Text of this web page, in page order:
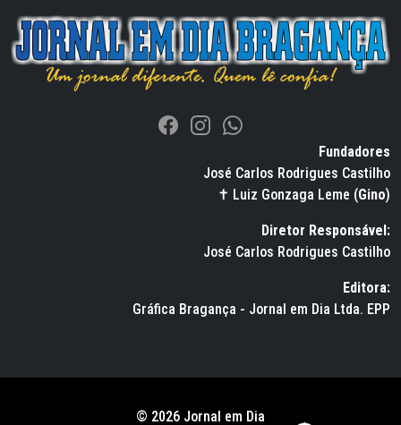
Fundadores
José Carlos Rodrigues Castilho
✝ Luiz Gonzaga Leme (Gino)
Diretor Responsável:
José Carlos Rodrigues Castilho
Editora:
Gráfica Bragança - Jornal em Dia Ltda. EPP
© 2026 Jornal em Dia